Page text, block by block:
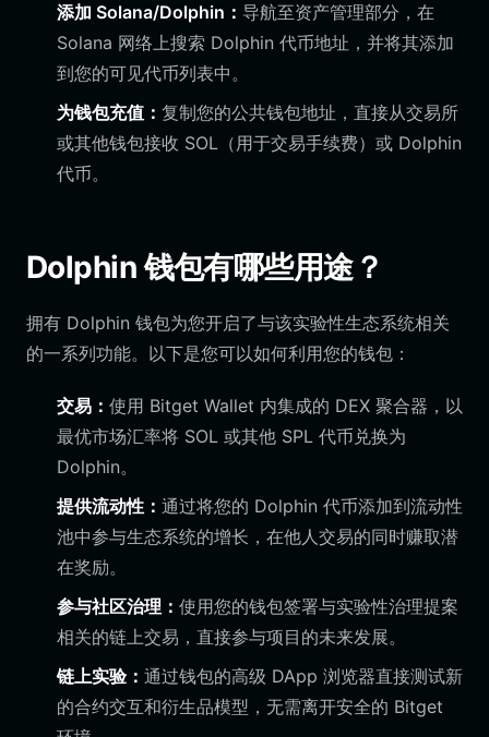
添加 Solana/Dolphin： 导航至资产管理部分，在
Solana 网络上搜索 Dolphin 代币地址，并将其添加
到您的可见代币列表中。
为钱包充值： 复制您的公共钱包地址，直接从交易所
或其他钱包接收 SOL（用于交易手续费）或 Dolphin
代币。
Dolphin 钱包有哪些用途？
拥有 Dolphin 钱包为您开启了与该实验性生态系统相关
的一系列功能。以下是您可以如何利用您的钱包：
交易： 使用 Bitget Wallet 内集成的 DEX 聚合器，以
最优市场汇率将 SOL 或其他 SPL 代币兑换为
Dolphin。
提供流动性： 通过将您的 Dolphin 代币添加到流动性
池中参与生态系统的增长，在他人交易的同时赚取潜
在奖励。
参与社区治理： 使用您的钱包签署与实验性治理提案
相关的链上交易，直接参与项目的未来发展。
链上实验： 通过钱包的高级 DApp 浏览器直接测试新
的合约交互和衍生品模型，无需离开安全的 Bitget